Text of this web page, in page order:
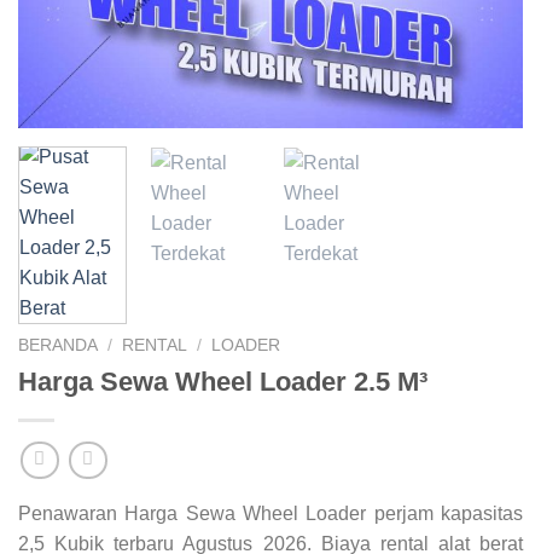
BERANDA / RENTAL / LOADER
Harga Sewa Wheel Loader 2.5 M³
Penawaran Harga Sewa Wheel Loader perjam kapasitas
2,5 Kubik terbaru Agustus 2026. Biaya rental alat berat